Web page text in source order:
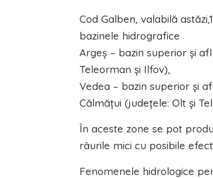
Cod Galben, valabilă
bazinele hidrografice
Argeș – bazin superior şi
Teleorman şi Ilfov),
Vedea – bazin superior şi
Călmăţui (judeţele: Olt şi
În aceste zone se pot
râurile mici cu posibile
Fenomenele hidrologice